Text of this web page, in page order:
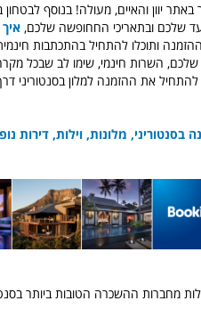
יוון והאיים, מעולה! בנוסף
שלכם ובתאריכי החחופשה שלכם,
ותוכלו להתחיל בהתכתבות
שלכם, השרות חינמי, שימו לב שבכל
את ההזמנה למלון בסנטוריני דרך